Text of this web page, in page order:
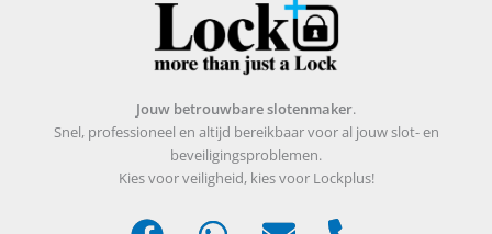
Jouw betrouwbare slotenmaker.
Snel, professioneel en altijd bereikbaar voor al jouw slot- en
beveiligingsproblemen.
Kies voor veiligheid, kies voor Lockplus!